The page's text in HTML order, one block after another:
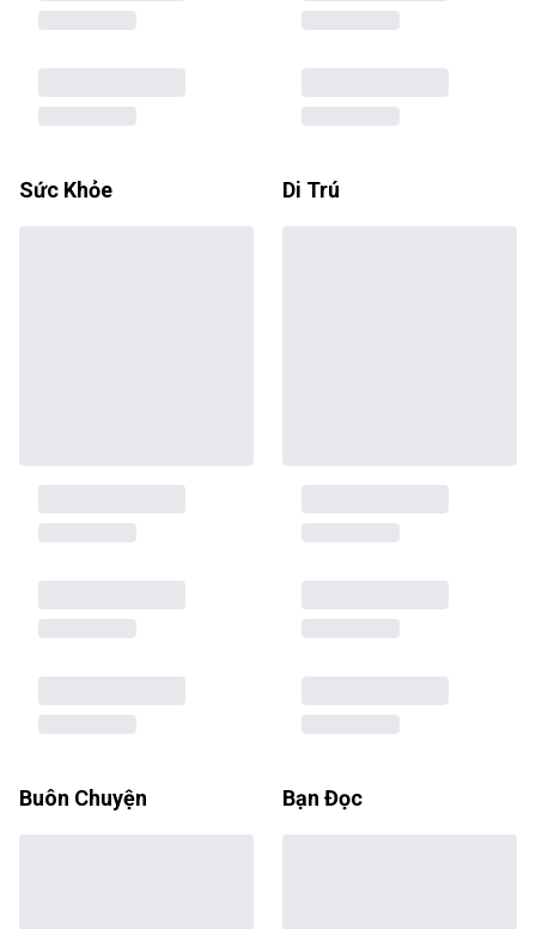
Sức Khỏe Di Trú
Buôn Chuyện Bạn Đọc